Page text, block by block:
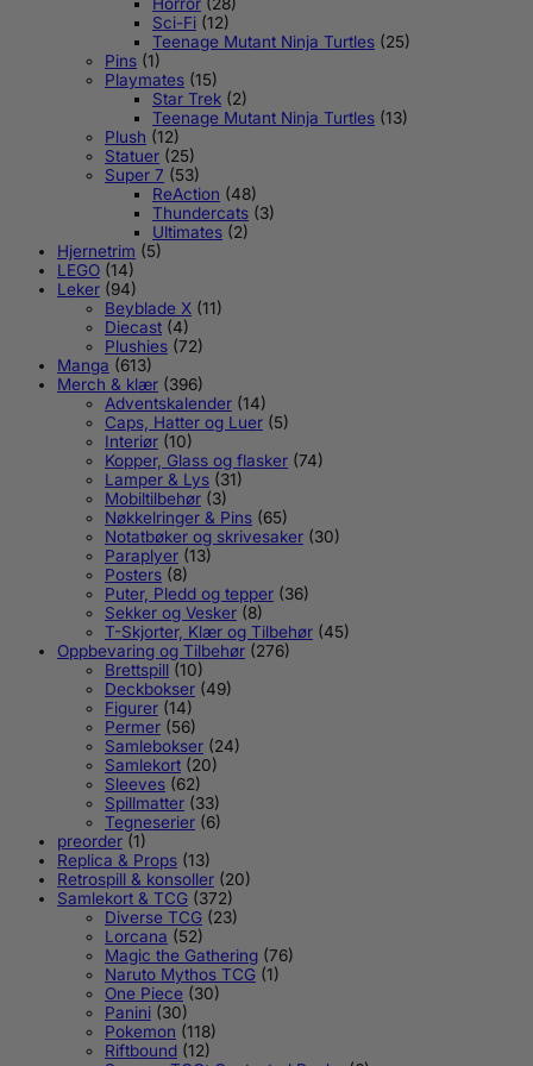
Sci-Fi (12)
Teenage Mutant Ninja Turtles (25)
Pins (1)
Playmates (15)
Star Trek (2)
Teenage Mutant Ninja Turtles (13)
Plush (12)
Statuer (25)
Super 7 (53)
ReAction (48)
Thundercats (3)
Ultimates (2)
Hjernetrim (5)
LEGO (14)
Leker (94)
Beyblade X (11)
Diecast (4)
Plushies (72)
Manga (613)
Merch & klær (396)
Adventskalender (14)
Caps, Hatter og Luer (5)
Interiør (10)
Kopper, Glass og flasker (74)
Lamper & Lys (31)
Mobiltilbehør (3)
Nøkkelringer & Pins (65)
Notatbøker og skrivesaker (30)
Paraplyer (13)
Posters (8)
Puter, Pledd og tepper (36)
Sekker og Vesker (8)
T-Skjorter, Klær og Tilbehør (45)
Oppbevaring og Tilbehør (276)
Brettspill (10)
Deckbokser (49)
Figurer (14)
Permer (56)
Samlebokser (24)
Samlekort (20)
Sleeves (62)
Spillmatter (33)
Tegneserier (6)
preorder (1)
Replica & Props (13)
Retrospill & konsoller (20)
Samlekort & TCG (372)
Diverse TCG (23)
Lorcana (52)
Magic the Gathering (76)
Naruto Mythos TCG (1)
One Piece (30)
Panini (30)
Pokemon (118)
Riftbound (12)